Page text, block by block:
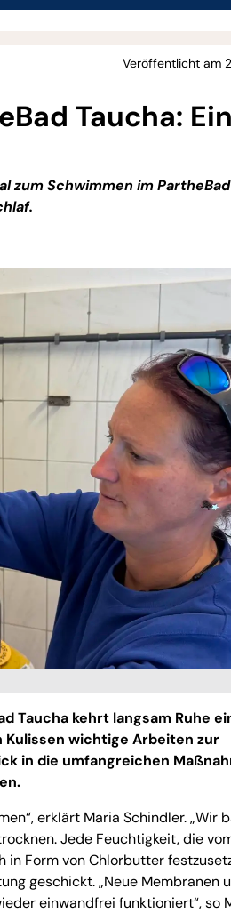
Veröffentlicht am
Taucha:
zum Schwimmen im
Taucha kehrt langsam Ruhe
wichtige Arbeiten zur
in die umfangreichen
erklärt Maria Schindler. „Wir
Jede Feuchtigkeit, die
Form von Chlorbutter
geschickt. „Neue Membranen
einwandfrei funktioniert“, so